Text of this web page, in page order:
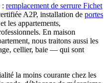
: remplacement de serrure Fichet
A2P, installation de portes
les appartements,
En maison
nous traitons aussi les
cellier, baie — qui sont
la moins courante chez les